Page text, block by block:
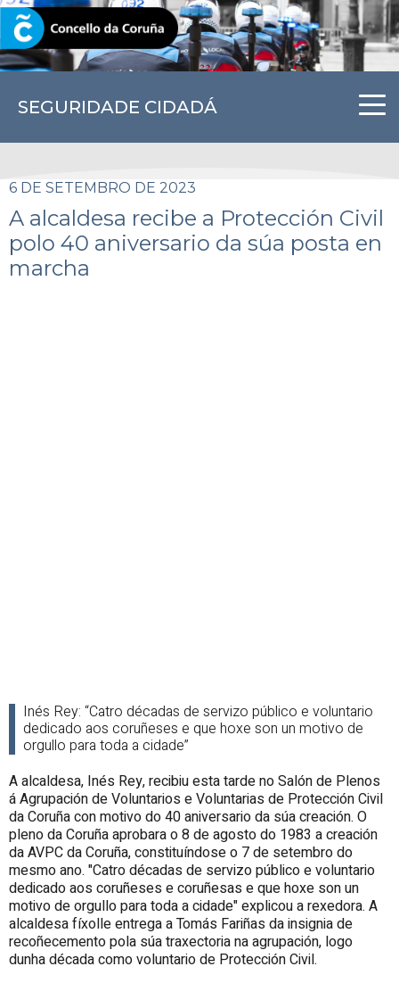
SEGURIDADE CIDADÁ
CORUNA.GAL
6 DE SETEMBRO DE 2023
A alcaldesa recibe a Protección Civil
polo 40 aniversario da súa posta en
marcha
Inés Rey: “Catro décadas de servizo público e voluntario
dedicado aos coruñeses e que hoxe son un motivo de
orgullo para toda a cidade”
A alcaldesa, Inés Rey, recibiu esta tarde no Salón de Plenos
á Agrupación de Voluntarios e Voluntarias de Protección Civil
da Coruña con motivo do 40 aniversario da súa creación. O
pleno da Coruña aprobara o 8 de agosto do 1983 a creación
da AVPC da Coruña, constituíndose o 7 de setembro do
mesmo ano. "Catro décadas de servizo público e voluntario
dedicado aos coruñeses e coruñesas e que hoxe son un
motivo de orgullo para toda a cidade" explicou a rexedora. A
alcaldesa fíxolle entrega a Tomás Fariñas da insignia de
recoñecemento pola súa traxectoria na agrupación, logo
dunha década como voluntario de Protección Civil.